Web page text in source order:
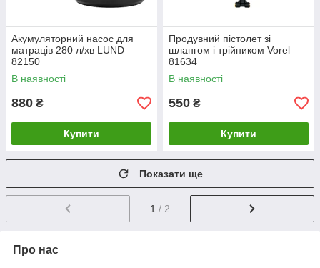
Акумуляторний насос для
матраців 280 л/хв LUND
82150
В наявності
880 ₴
Купити
Продувний пістолет зі
шлангом і трійником Vorel
81634
В наявності
550 ₴
Купити
Показати ще
1 / 2
Про нас